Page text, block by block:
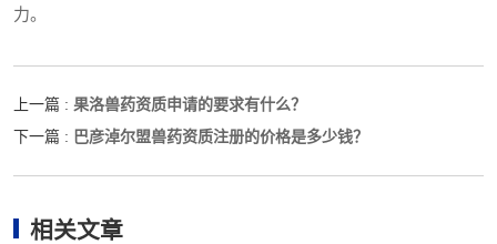
力。
上一篇 : 果洛兽药资质申请的要求有什么？
下一篇 : 巴彦淖尔盟兽药资质注册的价格是多少钱？
相关文章